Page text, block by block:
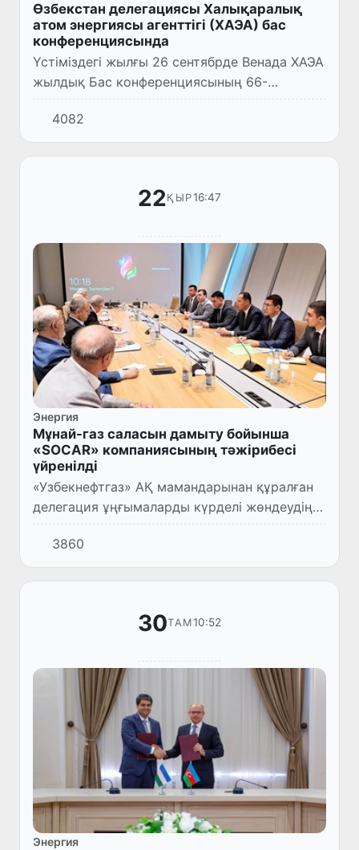
Өзбекстан делегациясы Халықаралық
атом энергиясы агенттігі (ХАЭА) бас
конференциясында
Үстіміздегі жылғы 26 сентябрде Венада ХАЭА
жылдық Бас конференциясының 66-
сессиясы жұмыс бастады.
4082
22ҚЫР16:47
Энергия
Мұнай-газ саласын дамыту бойынша
«SOCАR» компаниясының тәжірибесі
үйренілді
«Узбекнефтгаз» АҚ мамандарынан құралған
делегация ұңғымаларды күрделі жөндеудің
жаңа технологияларын қолдану бойынша
тәжірибе алмасу және риск-сервс шарттары
негізінде көмірсутект...
3860
30ТАМ10:52
Энергия